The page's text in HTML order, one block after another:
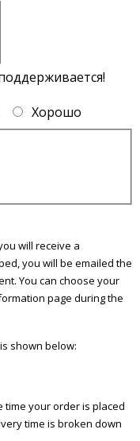
Хорошо
will receive a
you will be emailed the
You can choose your
page during the
shown below:
time your order is placed
time is broken down